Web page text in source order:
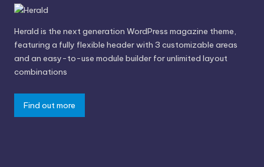
Herald is the next generation WordPress magazine theme,
featuring a fully flexible header with 3 customizable areas
and an easy-to-use module builder for unlimited layout
combinations
Find out more